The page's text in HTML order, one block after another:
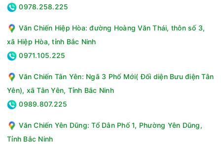
0978.258.225
Văn Chiến Hiệp Hòa: đường Hoàng Văn Thái, thôn số 3,
xã Hiệp Hòa, tỉnh Bắc Ninh
0971.105.225
Văn Chiến Tân Yên: Ngã 3 Phố Mới( Đối diện Bưu điện Tân
Yên), xã Tân Yên, Tỉnh Bắc Ninh
0989.807.225
Văn Chiến Yên Dũng: Tổ Dân Phố 1, Phường Yên Dũng,
Tỉnh Bắc Ninh